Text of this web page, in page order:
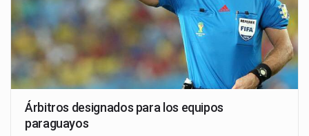
Árbitros designados para los equipos
paraguayos